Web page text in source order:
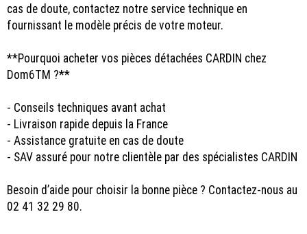
cas de doute, contactez notre service technique en
fournissant le modèle précis de votre moteur.
**Pourquoi acheter vos pièces détachées CARDIN chez
Dom6TM ?**
- Conseils techniques avant achat
- Livraison rapide depuis la France
- Assistance gratuite en cas de doute
- SAV assuré pour notre clientèle par des spécialistes CARDIN
Besoin d’aide pour choisir la bonne pièce ? Contactez-nous au
02 41 32 29 80.